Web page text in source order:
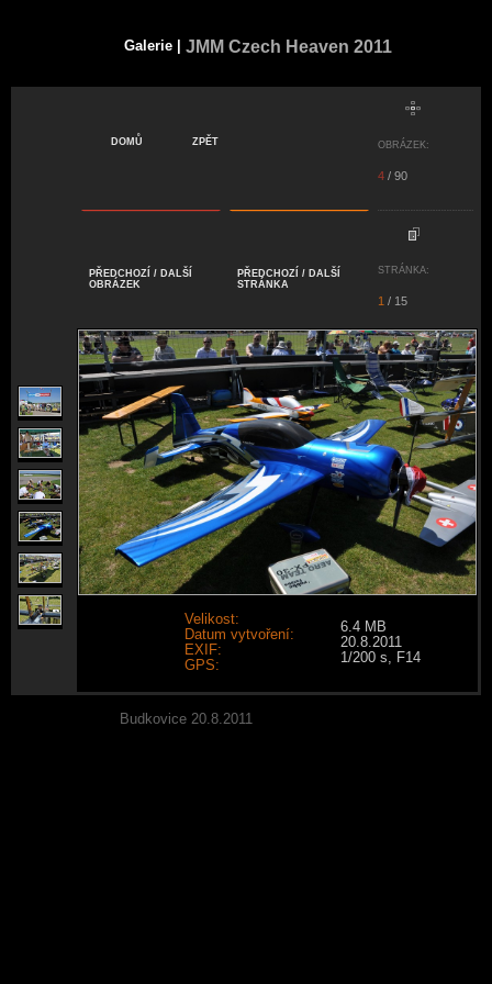
Galerie | JMM Czech Heaven 2011
DOMŮ ZPĚT OBRÁZEK:
4 / 90
PŘEDCHOZÍ / DALŠÍ
OBRÁZEK
PŘEDCHOZÍ / DALŠÍ
STRÁNKA
STRÁNKA:
1 / 15
Velikost:
Datum vytvoření:
EXIF:
GPS:
6.4 MB
20.8.2011
1/200 s, F14
Budkovice 20.8.2011